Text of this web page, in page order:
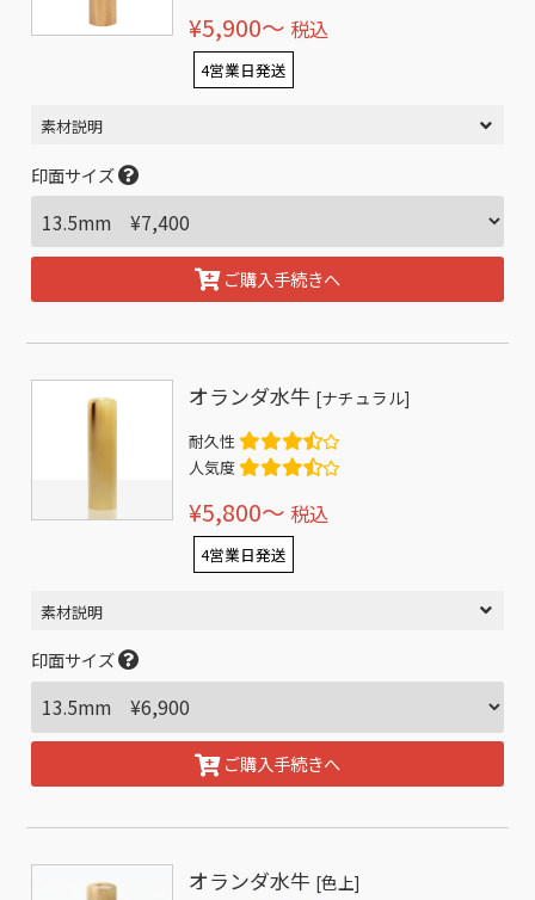
¥5,900〜 税込
4営業日発送
素材説明
印面サイズ
ご購入手続きへ
オランダ水牛 [ナチュラル]
耐久性
人気度
¥5,800〜 税込
4営業日発送
素材説明
印面サイズ
ご購入手続きへ
オランダ水牛 [色上]